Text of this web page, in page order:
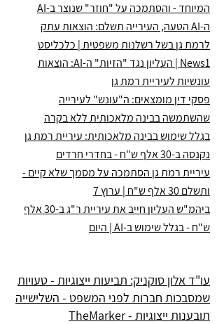
המיוחד - והסתמכה על "חוזר" שנוצר ב-AI
ה-AI הטעה, העירייה תשלם: הוצאות עתק
לרמת גן בשל רשלנות משפטית | כלכליסט
News1 | העליון נגד "הזיות" ה-AI: הוצאות
עונשיות לעיריית רמת גן
פסקי דין מומצאים: ה"עונש" לעירייה
שהשתמשה בבינה מלאכותית ללא בקרה
בגלל שימוש בבינה מלאכותית: עיריית רמת גן
נקנסה ב-30 אלף ש"ח - בחדרי חרדים
עיריית רמת גן הסתמכה על מסמך שלא קיים -
ותשלם 30 אלף ש"ח | ערוץ 7
ביהמ"ש העליון חייב את עיריית ר"ג ב-30 אלף
ש"ח - בגלל שימוש ב-AI | היום
עו"ד אלון סוקניק: תביעות ייצוגיות - טעויות
שמסבכות חברות לפני המשפט - השלישייה
תובענות ייצוגיות - TheMarker